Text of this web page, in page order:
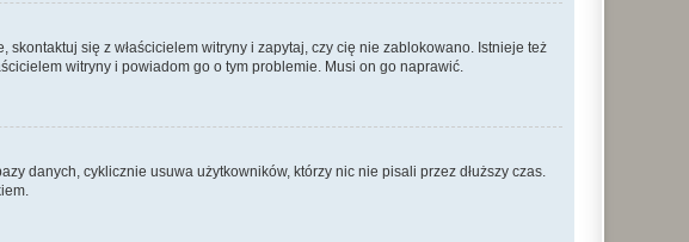
się z właścicielem witryny i zapytaj, czy cię nie zablokowano. Istnieje też
witryny i powiadom go o tym problemie. Musi on go naprawić.
danych, cyklicznie usuwa użytkowników, którzy nic nie pisali przez dłuższy czas.